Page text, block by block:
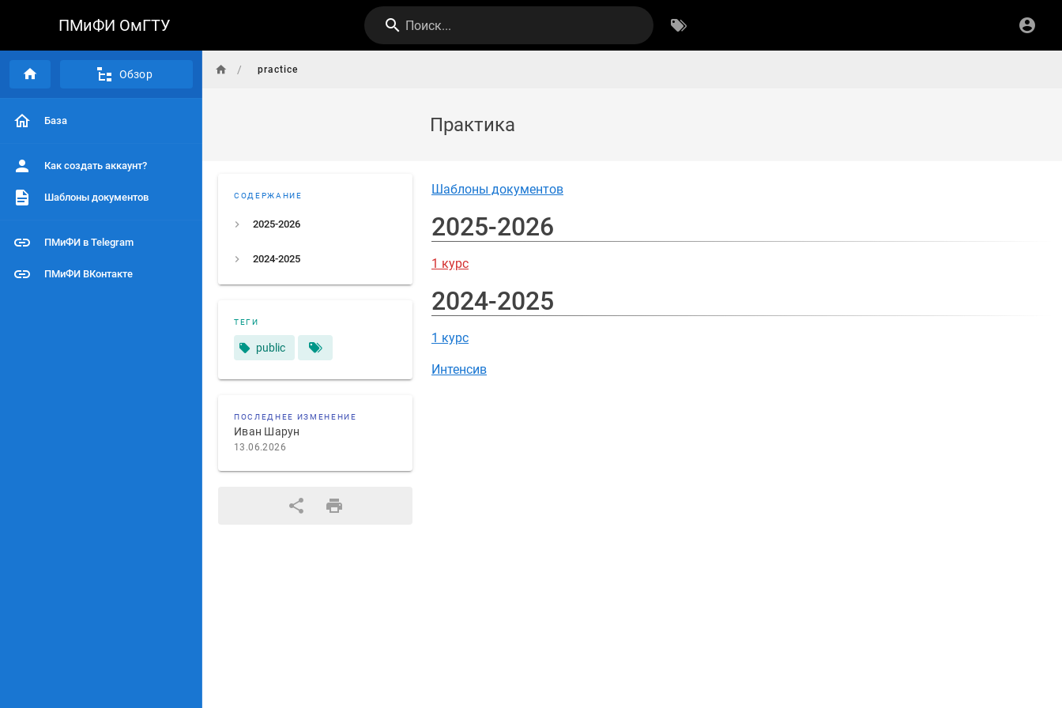
ПМиФИ ОмГТУ Поиск...
Обзор
База
Как создать аккаунт?
Шаблоны документов
ПМиФИ в Telegram
ПМиФИ ВКонтакте
/ practice
Практика
СОДЕРЖАНИЕ
2025-2026
2024-2025
ТЕГИ
public
ПОСЛЕДНЕЕ ИЗМЕНЕНИЕ
Иван Шарун
13.06.2026
Шаблоны документов
2025-2026
1 курс
2024-2025
1 курс
Интенсив